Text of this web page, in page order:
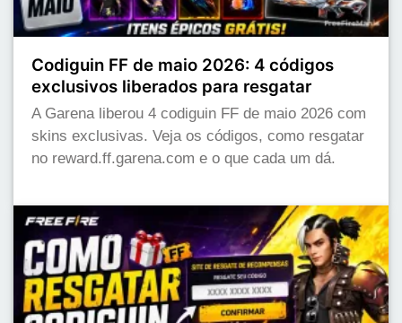
Codiguin FF de maio 2026: 4 códigos
exclusivos liberados para resgatar
A Garena liberou 4 codiguin FF de maio 2026 com
skins exclusivas. Veja os códigos, como resgatar
no reward.ff.garena.com e o que cada um dá.